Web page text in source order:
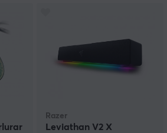
Razer
Leviathan V2 X